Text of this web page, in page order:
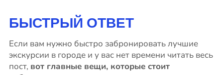
БЫСТРЫЙ ОТВЕТ
Если вам нужно быстро забронировать лучшие
экскурсии в городе и у вас нет времени читать весь
пост, вот главные вещи, которые стоит